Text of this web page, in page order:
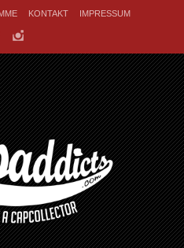
KONTAKT IMPRESSUM